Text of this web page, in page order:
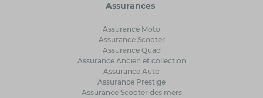
Assurances
Assurance Moto
Assurance Scooter
Assurance Quad
Assurance Ancien et collection
Assurance Auto
Assurance Prestige
Assurance Scooter des mers